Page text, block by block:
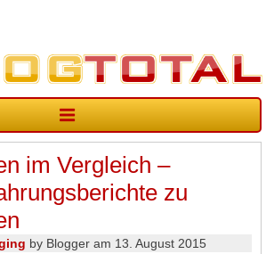
im Vergleich –
zu
by Blogger am 13. August 2015